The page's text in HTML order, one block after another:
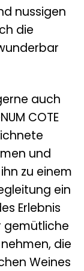
nussigen
die
auch
COTE
und
zu einem
ein
Erlebnis
gemütliche
die
Weines